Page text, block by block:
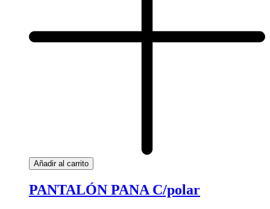
Añadir al carrito
PANTALÓN PANA C/polar